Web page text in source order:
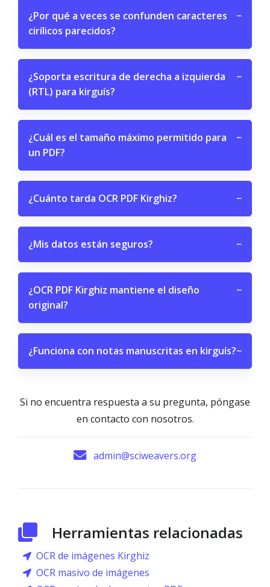
¿Por qué a veces se confunden caracteres
cirílicos parecidos?
−
¿Soporta escritura de derecha a izquierda
(RTL) para kirguís?
−
¿Cuál es el tamaño máximo permitido para
un PDF?
−
¿Cuánto tarda OCR PDF Kirghiz? −
¿Mis datos están seguros? −
¿OCR PDF Kirghiz mantiene el diseño
original?
−
¿Funciona con notas manuscritas en kirguís?−
Si no encuentra respuesta a su pregunta, póngase
en contacto con nosotros.
admin@sciweavers.org
Herramientas relacionadas
OCR de imágenes Kirghiz
OCR masivo de imágenes